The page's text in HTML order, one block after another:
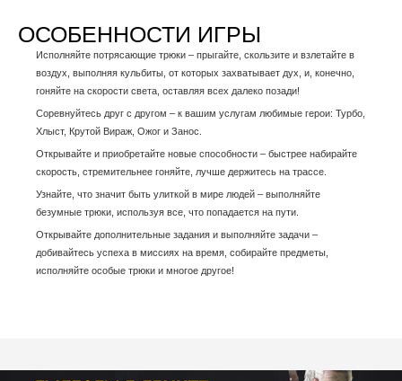
ОСОБЕННОСТИ ИГРЫ
Исполняйте потрясающие трюки – прыгайте, скользите и взлетайте в
воздух, выполняя кульбиты, от которых захватывает дух, и, конечно,
гоняйте на скорости света, оставляя всех далеко позади!
Соревнуйтесь друг с другом – к вашим услугам любимые герои: Турбо,
Хлыст, Крутой Вираж, Ожог и Занос.
Открывайте и приобретайте новые способности – быстрее набирайте
скорость, стремительнее гоняйте, лучше держитесь на трассе.
Узнайте, что значит быть улиткой в мире людей – выполняйте
безумные трюки, используя все, что попадается на пути.
Открывайте дополнительные задания и выполняйте задачи –
добивайтесь успеха в миссиях на время, собирайте предметы,
исполняйте особые трюки и многое другое!